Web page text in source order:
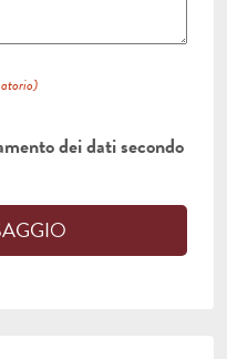
dei dati secondo